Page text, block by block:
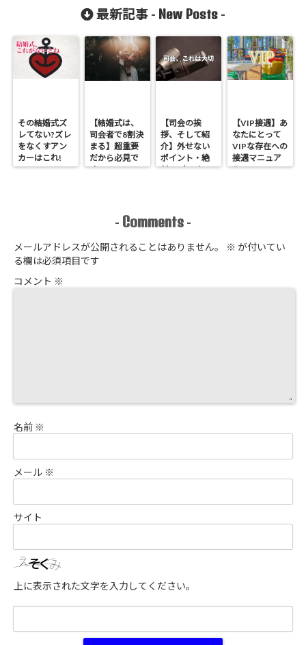
最新記事 - New Posts -
その結婚式ズ
レてない?ズレ
をなくすアン
カーはこれ!
【結婚式は、
司会者で8割決
まる】超重要
だから必見で
す
【司会の挨
拶、そして紹
介】外せない
ポイント・絶
対NGなこと
【VIP接遇】あ
なたにとって
VIPな存在への
接遇マニュア
ル
- Comments -
メールアドレスが公開されることはありません。 ※ が付いてい
る欄は必須項目です
コメント ※
名前 ※
メール ※
サイト
上に表示された文字を入力してください。